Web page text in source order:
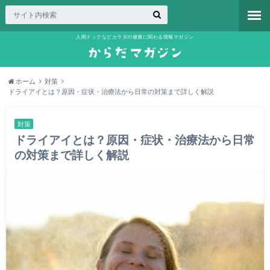
人間ドックなどカラダの健康に関わる情報マガジン
ホーム
対策
ドライアイとは？原因・症状・治療法から日常の対策まで詳しく解説
対策
ドライアイとは？原因・症状・治療法から日常
の対策まで詳しく解説